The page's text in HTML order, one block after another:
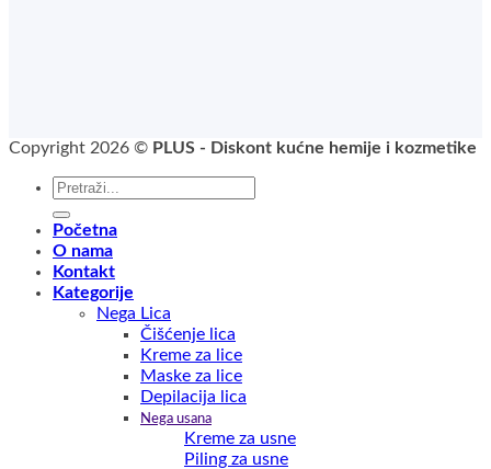
Copyright 2026 © PLUS - Diskont kućne hemije i kozmetike
Pretraga
Početna
O nama
Kontakt
Kategorije
Nega Lica
Čišćenje lica
Kreme za lice
Maske za lice
Depilacija lica
Nega usana
Kreme za usne
Piling za usne